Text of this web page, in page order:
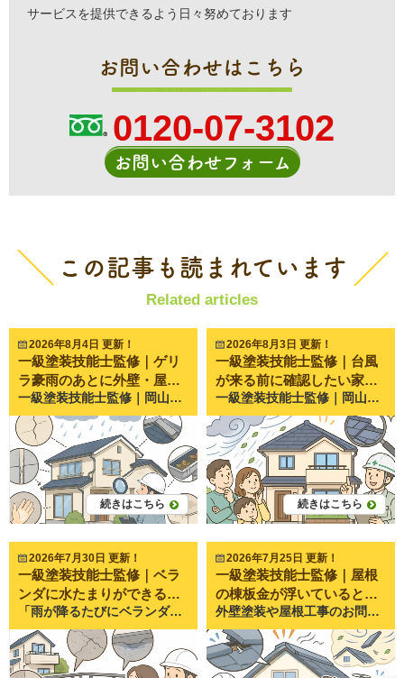
サービスを提供できるよう日々努めております
お問い合わせはこちら
0120-07-3102
お問い合わせフォーム
この記事も読まれています
Related articles
2026年8月4日 更新！
一級塗装技能士監修｜ゲリ
ラ豪雨のあとに外壁・屋根
で確認したい劣化サイン 一級塗装技能士監修｜岡山県倉敷市・岡山市で20年以上、外壁塗装・屋根塗装・雨漏り修理を行うペイントプロ美達が解説します。 近年、岡山県でも突然激しい雨が降る**「ゲリラ豪雨」**が増えています。 短時間で大量の雨が降るため、 「雨漏りはしていないけど大丈夫？」 「外壁に異常がないか心配」 「次の台風までに点検した方がいい？」 と不安になる方も多いのではないでしょうか。 実際にペイントプロ美達でも、夏場は 「雨が止んだら外壁にシミができていた」 「雨樋から水があふれていた」 「急に天井へシミができた」 といったお問い合わせが非常に増えます。 ゲリラ豪雨は一度だけでも住宅に負担を与えることがあります。 今回は、ご自宅で安全に確認できる外壁・屋根の劣化サインを分かりやすくご紹介します。 ゲリラ豪雨のあとに家の点検が必要な理由 近年増えているゲリラ豪雨とは ゲリラ豪雨とは、短時間で局地的に降る非常に激しい雨のことです。 通常の雨とは違い、 一気に大量の雨が降る 強風を伴うことがある 排水が追いつかない という特徴があります。 住宅は通常の雨を想定して作られていますが、近年のような集中豪雨では想定以上の負荷がかかるケースも少なくありません。 一度の大雨でも住宅にダメージが残ることがある 外壁や屋根に劣化があると、そこから雨水が入り込みやすくなります。 特に、 築10年以上 一度も塗装していない 前回の塗装から10年以上経過 という住宅では注意が必要です。 普段は問題がなくても、大雨をきっかけに不具合が表面化することがあります。 ゲリラ豪雨のあとに確認したい外壁の劣化サイン5選 ① 外壁のひび割れ（クラック） 外壁に細い線のような割れが入っていませんか？ これを**クラック（ひび割れ）**といいます。 細いひびでも雨水の侵入口になることがあります。 特に幅が広くなっているものや深い割れは早めの点検がおすすめです。 施工写真では、 細いひび 大きく口が開いたひび を比較すると違いが分かりやすくなります。 ② コーキング（シーリング）の割れ・剥がれ サイディング外壁の継ぎ目にあるゴムのような部分をコーキングといいます。 この部分が 割れる やせる 剥がれる と雨水が入り込みやすくなります。 ペイントプロ美達でも最も多く見つかる劣化の一つです。 ③ 外壁の膨れ・浮き 外壁がポコポコと膨らんでいる場合は注意が必要です。 内部に水分が入り込み、塗膜が浮いている可能性があります。 放置すると剥がれにつながることがあります。 ④ チョーキング（白い粉） 外壁を触ったときに白い粉が付く現象です。 これは塗膜が紫外線や雨によって劣化しているサインです。 防水性能が落ち始めている目安になります。 ⑤ 雨染み・黒ずみ 豪雨後に急に黒い筋やシミができた場合は、 雨水の流れが変わった 外壁内部に水分が入っている 可能性があります。 見た目だけでなく原因を調べることが大切です。 屋根で確認したい劣化サイン5選 ※屋根には絶対に登らず、地上から見える範囲で確認しましょう。 ① 棟板金の浮き 屋根の一番高い部分にある金属を**棟板金（むねばんきん）**といいます。 強風や豪雨で浮くことがあります。 放置すると飛散や雨漏りにつながる恐れがあります。 ② 瓦やスレートのズレ・割れ 双眼鏡などで見ると、 割れ ズレ 欠け が見えることがあります。 強い雨風のあとには一度確認しておきたいポイントです。 ③ 雨樋の詰まり・外れ ゲリラ豪雨では、 落ち葉 土 枝 が一気に流れ込みます。 雨樋が詰まると外壁へ大量の水が流れ、別の劣化を招くことがあります。 ④ 軒天のシミ 屋根の裏側にある天井部分を**軒天（のきてん）**といいます。 ここにシミがある場合は雨漏りの初期症状の可能性があります。 ⑤ 室内天井の雨染み 意外と見落とされるのが室内です。 天井に 黄色いシミ 茶色い跡 ができた場合は雨漏りを疑いましょう。 ゲリラ豪雨後にやってはいけないこと 屋根に登る 毎年、屋根の点検中の転落事故が発生しています。 濡れた屋根は非常に滑りやすく危険です。 応急処置を自己判断で行う ブルーシートを固定するために屋根へ上がることも危険です。 誤った補修で被害が広がるケースもあります。 異常を放置する 「雨漏りしていないから大丈夫」 と思っていても、 数か月後に症状が出ることもあります。 小さな異変を見逃さないことが大切です。 ペイントプロ美達で実際によくあるご相談 岡山県倉敷市・岡山市では、近年ゲリラ豪雨のあとにお問い合わせが増えています。 特によくあるのが、 雨樋から水があふれた 外壁の継ぎ目が開いていた ベランダに水が溜まる 天井に小さなシミができた というご相談です。 実際に点検へ伺うと、大規模な修理ではなく、 コーキング補修 棟板金の固定 雨樋清掃 部分補修 だけで済むケースも少なくありません。 一方で、「様子を見よう」と数年放置した結果、雨漏りが進行し、下地や木材まで傷んでしまっていたケースもあります。 だからこそ、異常が小さいうちの確認が住まいを長持ちさせるポイントになります。 施工事例としては、以下のような写真を掲載すると読者にも伝わりやすくなります。 コーキングの割れ（施工前・施工後） 棟板金の浮き 雨樋の詰まり 外壁のひび割れ補修 ベランダ防水の施工前後 まとめ｜小さな異変が家を守る第一歩 ゲリラ豪雨は、見た目では分からない部分にもダメージを与えることがあります。 今回ご紹介したように、 外壁のひび割れ コーキングの劣化 雨樋の詰まり 棟板金の浮き 天井の雨染み などは、早めに気付くことで大きな修理を防げる可能性があります。 「今すぐ工事が必要」というわけではなくても、現状を把握しておくことは住まいを長持ちさせるためにとても大切です。 ペイントプロ美達では、岡山県倉敷市・岡山市を中心に、一級塗装技能士による無料点検を行っています。 ゲリラ豪雨のあとに少しでも気になる症状があれば、「これくらいで相談してもいいのかな？」という段階でも構いません。 現在の状態を分かりやすくご説明し、必要な補修がある場合も、写真をお見せしながら丁寧にご案内いたします。 大切なお住まいを長く安心して守るためにも、気になるサインを見つけた際は、お気軽にペイントプロ美達までご相談ください。
続きはこちら
2026年8月3日 更新！
一級塗装技能士監修｜台風
が来る前に確認したい家の
チェックポイント10選
一級塗装技能士監修｜岡山県倉敷市・岡山市で20年以上、外壁塗装・屋根塗装・雨漏り修理を行うペイントプロ美達が解説します。 毎年夏から秋にかけて心配になるのが台風です。 ニュースで大型台風の進路予報を見ると、 「うちは大丈夫かな？」 「何を確認しておけばいいの？」 「屋根や外壁は点検した方がいい？」 と不安になる方も多いのではないでしょうか。 実際にペイントプロ美達でも、台風の前後には 雨漏りした 雨樋が外れた 棟板金が飛んだ 外壁から雨水が入った というご相談が急増します。 しかし、多くのトラブルは事前の点検で防げるケースも少なくありません。 今回は、ご自宅で簡単に確認できる**「台風前にチェックしたいポイント10選」**を、分かりやすく解説します。 台風前の点検が重要な理由 家は毎日、紫外線や雨風にさらされています。 普段は問題なく見えていても、小さな劣化があると台風の強風や豪雨によって一気に被害が広がることがあります。 例えば、 小さなひび割れから雨水が侵入 緩んでいた板金が飛散 詰まった雨樋から雨漏り など、台風が「きっかけ」となって大きなトラブルへ発展することがあります。 だからこそ、台風が来る前の点検がとても重要なのです。 チェックポイント① 屋根材のズレや割れはないか 屋根は普段ほとんど見ることがありません。 しかし、 瓦のズレ スレートの割れ 金属屋根の浮き などがあると、強風で飛散したり、雨漏りにつながる恐れがあります。 屋根には絶対に上らない 「少し見てみよう」と屋根へ上るのは非常に危険です。 毎年、点検中の転落事故が発生しています。 双眼鏡や地上から見える範囲だけ確認し、気になる場合は専門業者へ相談しましょう。 チェックポイント② 棟板金が浮いていないか 棟板金（むねばんきん）とは、屋根の一番高い部分についている金属です。 台風で飛散するケースが非常に多い場所でもあります。 こんな症状は要注意 釘が浮いている 隙間がある ガタガタして見える 美達でも、 「訪問業者に棟板金が浮いていると言われた」 というご相談をよくいただきます。 実際には問題ない場合もあるため、不安な時は写真付きで点検してもらうことをおすすめしています。 チェックポイント③ 雨樋に落ち葉が詰まっていないか 雨樋は屋根の雨水を流す重要な設備です。 落ち葉や泥が詰まると、 雨水があふれる 外壁を汚す 軒裏へ水が回る 原因になります。 特に庭木がある住宅では注意が必要です。 チェックポイント④ 外壁のひび割れを確認する 外壁に細いひびが入っていませんか？ このひび割れから雨水が侵入すると、 外壁内部の腐食 雨漏り カビ などにつながります。 幅0.3mm以上のひびは要注意 髪の毛程度の細いひびでも、場所によっては補修が必要です。 気になる場合は写真を撮って相談すると判断しやすくなります。 チェックポイント⑤ コーキングの割れや剥がれ サイディング住宅では、目地に入っているゴム状の部分を**コーキング（シーリング）**と呼びます。 これが 硬くなっている 割れている 剥がれている 状態だと雨水が侵入しやすくなります。 築10年前後になると劣化が目立ち始めるケースが多く見られます。 チェックポイント⑥ ベランダの排水口を掃除する 意外と見落とされるのがベランダです。 排水口に 落ち葉 土 ゴミ が詰まると、水が流れずプールのようになります。 この状態が続くと、 防水層へ負担がかかり、雨漏りにつながることがあります。 台風前には一度掃除しておきましょう。 チェックポイント⑦ 雨戸・シャッターは正常に動くか 強風で飛来物が飛んでくることがあります。 その際に窓ガラスを守るのが雨戸やシャッターです。 スムーズに閉まるか 鍵がかかるか 事前に確認しておくと安心です。 チェックポイント⑧ 庭やベランダの飛散物を片付ける 風速30〜40mになると、 植木鉢 物干し竿 自転車 ゴミ箱 なども飛ばされることがあります。 飛散物は自宅だけでなく、ご近所への被害につながることもあるため、屋内へ移動させましょう。 チェックポイント⑨ アンテナや波板のぐらつき 古いアンテナやカーポートの波板も強風被害が多い場所です。 ネジが緩んでいる 波板が浮いている 場合は早めに補修しておくと安心です。 チェックポイント⑩ 雨漏りの前兆がないか 台風が来る前に、 天井のシミ クロスの浮き カビ臭い 窓まわりの変色 がないか確認しましょう。 これらは雨漏りの初期症状であることがあります。 美達でも、 「台風で急に雨漏りしたと思ったら、実は以前から少しずつ水が入っていた」 というケースを何度も経験しています。 美達によくいただくご相談 毎年8月から10月にかけて、ペイントプロ美達では次のようなお問い合わせが増えます。 「屋根が飛びそうと言われた」 訪問業者から突然言われ、不安になってご相談いただくケースです。 実際に点検すると問題ないことも多く、逆に気付いていなかった別の劣化が見つかることもあります。 「雨漏りしてからでは遅かった…」 雨漏りは室内に水が落ちてきた時点で、すでに内部まで水が回っていることもあります。 そのため、「雨漏りする前」の点検が重要です。 台風前にやってはいけないこと 屋根へ上る 最も危険です。 絶対に自分では点検しないようにしましょう。 強風時に補修する ブルーシートを掛けようとして事故になるケースもあります。 台風接近中は無理をせず、安全を最優先にしてください。 まとめ｜台風は「来る前」の備えが家を守ります 台風は自然災害なので防ぐことはできません。 しかし、 屋根 外壁 雨樋 ベランダ コーキング などを事前に確認することで、多くの被害を防げる可能性があります。 特に築10年以上経過した住宅では、小さな劣化が進行していることも珍しくありません。 ペイントプロ美達でも、「台風が来る前に一度見てほしい」というご相談を毎年多くいただいています。実際に点検を行うと、大きな修理が必要になる前に補修できたケースも少なくありません。 「自分では判断が難しい」「屋根の状態が見えない」「気になる箇所がある」という場合は、無理にご自身で確認するのではなく、専門業者による点検を受けることをおすすめします。 ペイントプロ美達では、岡山県倉敷市・岡山市を中心に、屋根・外壁の状態を写真付きで分かりやすくご説明しています。必要以上の工事をおすすめすることはありませんので、台風シーズン前の住まいの健康チェックとして、お気軽にご相談ください。
続きはこちら
2026年7月30日 更新！
一級塗装技能士監修｜ベラ
ンダに水たまりができる原
因とは？放置してはいけな
い理由と対策を解説
「雨が降るたびにベランダに水たまりができる」 「なかなか水が引かないけど大丈夫？」 「これって雨漏りの前兆？」 このような不安を感じたことはありませんか。 ベランダは屋根がないことも多く、雨風や紫外線の影響を直接受ける場所です。そのため、住宅の中でも劣化しやすい部分の一つです。 実際に岡山県倉敷市・岡山市で外壁塗装や防水工事を行うペイントプロ美達でも、 「ベランダに水が溜まるようになった」 「掃除しても改善しない」 「防水工事が必要なのか知りたい」 というご相談を多くいただきます。 実は、水たまりは単なる雨水ではなく、防水機能の低下や排水不良を知らせるサインになっていることがあります。 今回は、水たまりができる原因や放置するリスク、確認方法について分かりやすく解説します。 ベランダに水たまりができるのは異常なの？ 雨上がりに少し残る程度なら問題ないケースもある 大雨の直後であれば、少量の水が一時的に残ることは珍しくありません。 時間の経過とともに自然に排水され、数十分から数時間程度で乾くようであれば、すぐに大きな問題とは限りません。 しかし、翌日になっても水が残っていたり、毎回同じ場所に大きな水たまりができる場合は注意が必要です。 長時間残る水たまりは注意が必要 ベランダには「勾配（こうばい）」があります。 勾配とは、水が自然に排水口へ流れるようにつけられた緩やかな傾斜のことです。 この勾配が正常であれば、水は自然に排水口へ流れていきます。 水が残るということは、 排水できていない ベランダが沈んでいる 防水層が傷んでいる などの可能性があります。 ベランダに水たまりができる主な原因 排水口（ドレン）の詰まり 最も多い原因が排水口の詰まりです。 ベランダには落ち葉や砂、土、ホコリ、鳥の羽などが少しずつ溜まります。 これらが排水口を塞ぐことで、水が流れなくなります。 ペイントプロ美達でも点検に伺うと、 「防水工事が必要かと思ったら、排水口の掃除だけで改善した」 というケースも少なくありません。 台風や強風の後は特に詰まりやすいため、定期的な掃除がおすすめです。 防水層の劣化・へこみ ベランダには防水層という水を通さない膜があります。 この防水層は、 紫外線 雨 気温差 によって少しずつ傷んでいきます。 劣化すると、 一部分がへこむ 表面が波打つ 水が流れにくくなる という状態になります。 結果として水が同じ場所に溜まりやすくなります。 ベランダの勾配不足 新築時には適切な勾配が確保されていますが、 長年使用することで、 下地が変形する 防水工事を重ねる モルタルが沈む などにより勾配が変化することがあります。 わずか数ミリの違いでも、水の流れは大きく変わります。 建物のゆがみや経年変化 住宅は年月とともに少しずつ動きます。 地盤や建物全体の変化によってベランダの傾きが変わるケースもあります。 築20年以上のお住まいでは、このようなケースも珍しくありません。 水たまりを放置すると起こるトラブル 防水層の劣化が早まる 水が長時間残ることで、防水層は常に湿った状態になります。 乾燥と湿潤を繰り返すことで、 ひび割れ 膨れ 剥がれ などの劣化が進みやすくなります。 雨漏りの原因になる 防水層が傷んだまま放置すると、 少しずつ水が内部へ浸入するようになります。 ベランダの下が リビング 和室 子ども部屋 になっている住宅では、天井から雨漏りするケースもあります。 雨漏りは発生してからでは修理範囲が広がりやすいため、早めの対応が大切です。 コケ・カビ・汚れが発生しやすくなる 常に湿った状態が続くと、 コケ カビ 黒ずみ が発生しやすくなります。 見た目が悪くなるだけでなく、滑りやすくなって転倒の危険もあります。 自分でできるチェックポイント 排水口にゴミが詰まっていないか まずは排水口を確認しましょう。 落ち葉や砂が詰まっていれば掃除するだけで改善することがあります。 掃除後に水を流してスムーズに排水されるか確認すると分かりやすいでしょう。 防水層にひび割れや膨れはないか ベランダの床をよく見ると、 ひび 膨らみ 剥がれ が見つかることがあります。 こうした症状は防水層の寿命が近づいているサインです。 水たまりが毎回同じ場所にできるか 雨が降るたびに同じ位置へ水が溜まる場合は、 勾配や防水層の変形が考えられます。 写真を撮って記録しておくと、点検時にも状況が伝わりやすくなります。 修理やメンテナンスが必要になるケース 清掃だけで改善するケース 次のような場合は比較的軽症です。 排水口の掃除不足 落ち葉の詰まり 一時的な汚れ この場合は清掃だけで改善することもあります。 防水工事が必要になるケース 次の症状があれば、防水工事を検討した方が安心です。 防水層が膨れている ひび割れている 剥がれている 水たまりが何日も残る 雨漏りが発生している ウレタン防水やFRP防水など、ベランダの状態に合わせた工法を選ぶことで、防水性能を回復できます。 早めの点検で費用を抑えられることも ペイントプロ美達でも、 「もっと早く相談していれば簡単な補修で済んだのに…」 というケースを何度も見てきました。 防水工事は下地まで傷む前なら補修範囲が小さく済むことも多く、結果的に費用を抑えられる場合があります。 ベランダに水たまりができるようになったというご相談では、排水口の清掃や部分補修だけで改善した例もあれば、防水層全体の劣化が進行していて全面改修が必要だった例もあります。実際に現地を確認してみないと原因は判断できないため、症状が軽いうちの点検が重要です。 まとめ｜小さな水たまりでも早めの確認がおすすめ ベランダの水たまりは、 排水口の詰まり 防水層の劣化 勾配不足 建物の経年変化 など、さまざまな原因で発生します。 「そのうち乾くから大丈夫」と放置していると、防水層の傷みが進み、やがて雨漏りや大規模な修繕につながることもあります。 岡山県は梅雨や台風、突然の豪雨も多く、防水性能が住まいを守るうえで非常に重要です。 もし「最近、水たまりが残るようになった」「掃除をしても改善しない」と感じたら、一度専門業者に状態を確認してもらうことをおすすめします。 ペイントプロ美達では、岡山県倉敷市・岡山市を中心に、ベランダ防水や外壁・屋根の点検を行っています。お住まいの状態を確認し、本当に必要な補修だけをご提案していますので、防水工事が必要かどうか判断に迷われている方も、お気軽にご相談ください。早めの点検が、大切なお住まいを長く守る第一歩になります。
2026年7月25日 更新！
一級塗装技能士監修｜屋根
の棟板金が浮いていると言
われたら確認したいこと 外壁塗装や屋根工事のお問い合わせの中で、近年特に増えているのが、 「訪問販売の人に棟板金が浮いていると言われた」 「このままだと飛んでしまうと言われて不安」 「本当に工事が必要なのか分からない」 というご相談です。 実際にペイントプロ美達でも、岡山市・倉敷市のお客様からこのようなお問い合わせを頻繁にいただきます。 屋根は普段見えない場所だからこそ、不安になりやすいものです。しかし、指摘されたからといって必ずしも緊急工事が必要とは限りません。 今回は、棟板金が浮いていると言われた時に確認したいポイントや、本当に注意が必要なケースについて分かりやすく解説します。 棟板金とはどこの部分？ 棟板金の役割 棟板金（むねばんきん）とは、屋根の一番高い部分に取り付けられている金属製のカバーのことです。 スレート屋根の場合、屋根材と屋根材が合わさる頂上部分に隙間ができます。 その隙間から雨水が入らないように覆っているのが棟板金です。 家に例えるなら「屋根のフタ」のような役割をしています。 スレート屋根で重要な部材 岡山県内でも多く採用されているスレート屋根では、この棟板金が非常に重要です。 小さな部材ですが、屋根全体の防水性能に関わるため、劣化すると雨漏りの原因になることがあります。 「棟板金が浮いている」と言われるケースとは 訪問販売でよく使われる指摘の一つ 実は棟板金は、訪問販売業者がよく指摘する箇所の一つです。 理由は単純で、地上から状態が確認しにくいためです。 お客様自身で確認しづらい場所なので、 「今すぐ直さないと危険です」 と言われると不安になってしまいます。 実際に浮いている場合もある もちろん全てが嘘というわけではありません。 築10年以上経過している住宅では、実際に棟板金が浮いているケースもあります。 重要なのは、本当に異常があるのかを冷静に確認することです。 強風や台風の後は特に注意 岡山県は比較的災害が少ない地域ですが、近年は大型台風や突風も増えています。 強風の影響で棟板金が変形したり、固定が緩んだりすることがあります。 棟板金が浮く主な原因 固定している釘のゆるみ 最も多い原因です。 棟板金は釘で固定されていますが、気温変化による金属の伸縮を繰り返すことで徐々に緩みます。 すると板金が少しずつ浮いてきます。 下地木材の劣化 棟板金の内部には貫板（ぬきいた）という下地材があります。 昔は木材が多く使われていました。 この木材が雨水や湿気で腐ると、釘を保持する力が弱くなります。 結果として板金が浮いてしまいます。 強風による変形 台風や強風で板金があおられると変形する場合があります。 浮きが小さくても放置すると広がることがあります。 経年劣化による固定力の低下 築15～20年を超える住宅では、固定部分全体が劣化しているケースも珍しくありません。 棟板金が浮いていると起こるリスク 雨水の侵入 隙間から雨水が侵入すると下地材が傷みます。 すぐに雨漏りするわけではありませんが、長期間放置はおすすめできません。 強風で飛散する危険 浮いた部分に風が入り込むと、板金が飛ばされることがあります。 実際に台風後には飛散被害の相談もあります。 屋根内部の腐食につながる 水が入り続けると下地材が腐食し、補修費用が大きくなる可能性があります。 「浮いている」と言われた時に確認したいポイント 写真を見せてもらう 本当に浮いているなら写真が撮れるはずです。 最近はドローンや高所カメラで安全に撮影できます。 写真を見せてもらえない場合は注意が必要です。 その場で契約しない 「今日契約すれば安くなる」 という営業トークには慎重になりましょう。 屋根工事は急いで判断する必要はありません。 屋根に上がらせない 点検と言われても、安易に屋根へ上がらせるのは避けましょう。 中には点検中に故意に破損させる悪質なケースも報告されています。 別の業者にも点検を依頼する 最も安心できる方法です。 複数の意見を聞くことで適切な判断ができます。 自分で確認するときの注意点 絶対に屋根へ上らない 転落事故の危険があります。 確認のためでも屋根へ上るのはやめましょう。 地上から見える範囲で確認する 庭や道路から見える範囲で異常がないか確認しましょう。 双眼鏡やスマホのズームを活用する 最近のスマートフォンは高倍率ズームが可能です。 無理をせず安全な場所から確認しましょう。 ペイントプロ美達で実際によくあるご相談 「訪問販売に指摘されたけど本当？」 倉敷市や岡山市で最も多い相談内容です。 実際に点検すると異常が見つからないケースも少なくありません。 点検してみると異常がなかったケース 固定状態に問題がなく、工事不要と判断することもあります。 私たちは必要のない工事はおすすめしていません。 実際に補修が必要だったケース 一方で、築20年以上経過した住宅では釘抜けや下地腐食が見つかることもあります。 早期補修で大掛かりな工事を防げたケースも多数あります。 棟板金の補修方法と目安費用 釘の打ち直し・ビス固定 軽度の浮きなら固定し直すことで改善できる場合があります。 棟板金交換 板金自体が変形している場合は交換が必要です。 下地ごとの交換 下地材が腐食している場合は、内部から交換する必要があります。 この段階になると工事規模も大きくなります。 まとめ｜まずは現状確認が大切 棟板金の浮きは放置すると雨漏りや飛散につながる可能性があります。 しかし、「浮いていると言われた＝すぐ工事が必要」というわけではありません。 まずは写真や点検結果を確認し、信頼できる業者に状態を見てもらうことが大切です。 ペイントプロ美達でも、岡山市・倉敷市を中心に屋根点検のご相談を数多くいただいています。 「訪問販売に指摘されたけれど本当か分からない」 「屋根の状態だけ確認したい」 「今すぐ工事が必要なのか知りたい」 このようなお悩みがありましたら、まずはお気軽にご相談ください。現状を分かりやすくご説明し、お住まいにとって本当に必要な対応を一緒に考えさせていただきます。